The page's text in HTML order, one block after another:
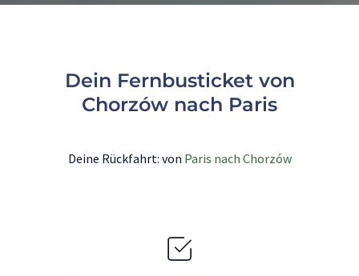
Dein Fernbusticket von
Chorzów nach Paris
Deine Rückfahrt: von Paris nach Chorzów